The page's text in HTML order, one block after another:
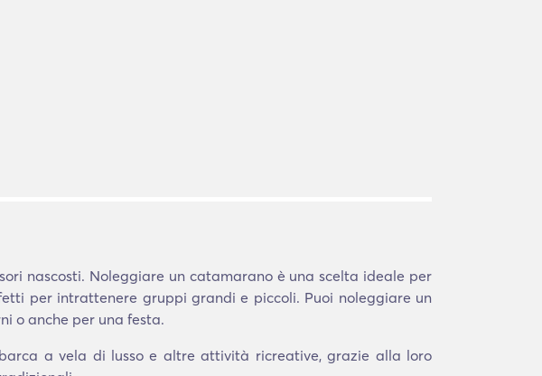
nascosti. Noleggiare un catamarano è una scelta ideale per
per intrattenere gruppi grandi e piccoli. Puoi noleggiare un
o anche per una festa.
a vela di lusso e altre attività ricreative, grazie alla loro